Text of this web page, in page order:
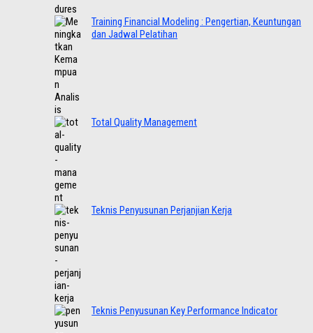
Training Financial Modeling : Pengertian, Keuntungan
dan Jadwal Pelatihan
Total Quality Management
Teknis Penyusunan Perjanjian Kerja
Teknis Penyusunan Key Performance Indicator